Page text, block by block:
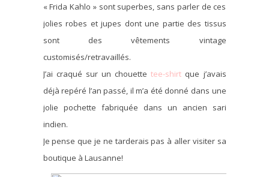
« Frida Kahlo » sont superbes, sans parler de ces
jolies robes et jupes dont une partie des tissus
sont des vêtements vintage
customisés/retravaillés.
J’ai craqué sur un chouettetee-shirt que j’avais
déjà repéré l’an passé, il m’a été donné dans une
jolie pochette fabriquée dans un ancien sari
indien.
Je pense que je ne tarderais pas à aller visiter sa
boutique à Lausanne!